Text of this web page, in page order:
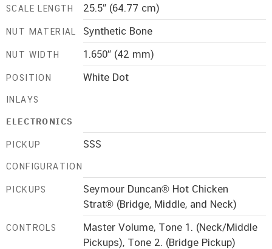
SCALE LENGTH 25.5″ (64.77 cm)
NUT MATERIAL Synthetic Bone
NUT WIDTH 1.650″ (42 mm)
POSITION
INLAYS
White Dot
ELECTRONICS
PICKUP
CONFIGURATION
SSS
PICKUPS
Seymour Duncan® Hot Chicken
Strat® (Bridge, Middle, and Neck)
CONTROLS
Master Volume, Tone 1. (Neck/Middle
Pickups), Tone 2. (Bridge Pickup)